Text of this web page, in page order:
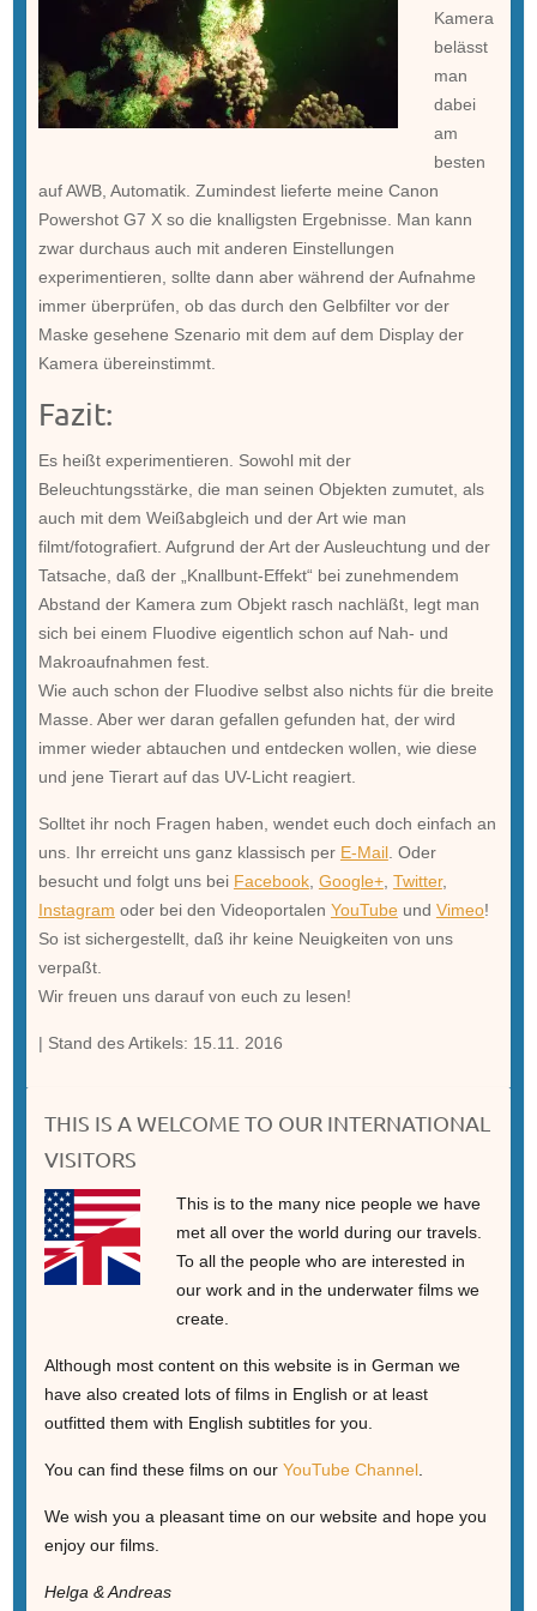
Kamera
belässt
man
dabei
am
besten
auf AWB, Automatik. Zumindest lieferte meine Canon
Powershot G7 X so die knalligsten Ergebnisse. Man kann
zwar durchaus auch mit anderen Einstellungen
experimentieren, sollte dann aber während der Aufnahme
immer überprüfen, ob das durch den Gelbfilter vor der
Maske gesehene Szenario mit dem auf dem Display der
Kamera übereinstimmt.
Fazit:
Es heißt experimentieren. Sowohl mit der
Beleuchtungsstärke, die man seinen Objekten zumutet, als
auch mit dem Weißabgleich und der Art wie man
filmt/fotografiert. Aufgrund der Art der Ausleuchtung und der
Tatsache, daß der „Knallbunt-Effekt“ bei zunehmendem
Abstand der Kamera zum Objekt rasch nachläßt, legt man
sich bei einem Fluodive eigentlich schon auf Nah- und
Makroaufnahmen fest.
Wie auch schon der Fluodive selbst also nichts für die breite
Masse. Aber wer daran gefallen gefunden hat, der wird
immer wieder abtauchen und entdecken wollen, wie diese
und jene Tierart auf das UV-Licht reagiert.
Solltet ihr noch Fragen haben, wendet euch doch einfach an
uns. Ihr erreicht uns ganz klassisch per E-Mail. Oder
besucht und folgt uns bei Facebook, Google+, Twitter,
Instagram oder bei den Videoportalen YouTubeund Vimeo!
So ist sichergestellt, daß ihr keine Neuigkeiten von uns
verpaßt.
Wir freuen uns darauf von euch zu lesen!
| Stand des Artikels: 15.11. 2016
THIS IS A WELCOME TO OUR INTERNATIONAL
VISITORS
This is to the many nice people we have
met all over the world during our travels.
To all the people who are interested in
our work and in the underwater films we
create.
Although most content on this website is in German we
have also created lots of films in English or at least
outfitted them with English subtitles for you.
You can find these films on our YouTube Channel.
We wish you a pleasant time on our website and hope you
enjoy our films.
Helga & Andreas